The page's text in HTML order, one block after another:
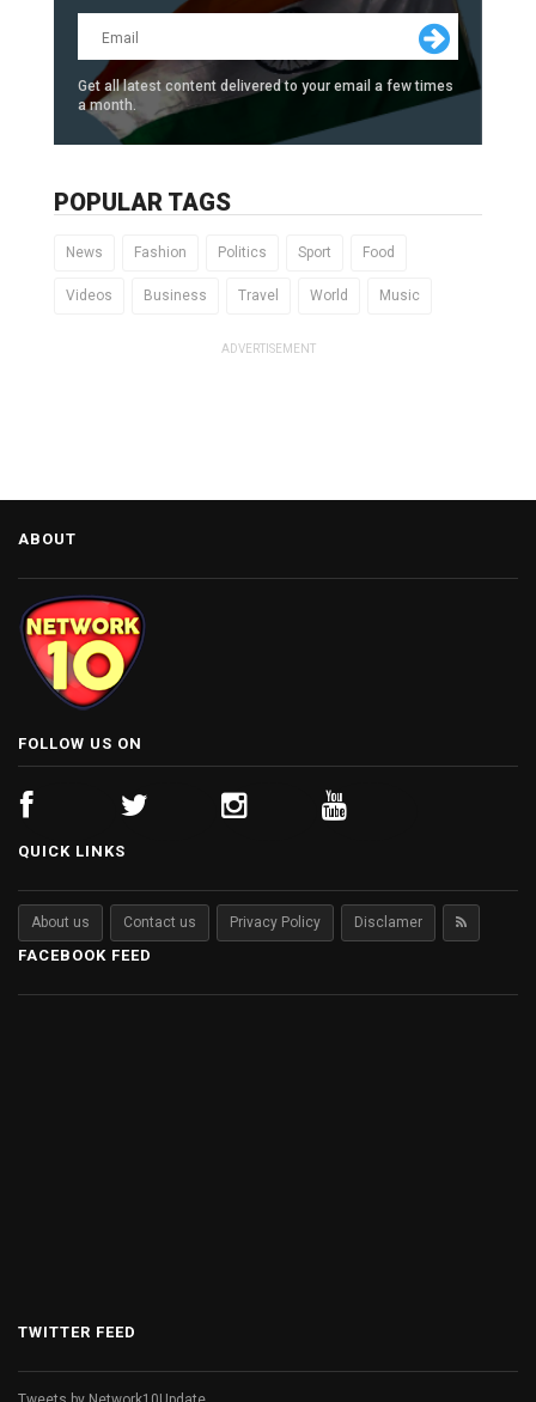
Get all latest content delivered to your email a few times
a month.
POPULAR TAGS
News Fashion Politics Sport Food
Videos Business Travel World Music
ADVERTISEMENT
ABOUT
FOLLOW US ON
QUICK LINKS
About us Contact us Privacy Policy Disclamer
FACEBOOK FEED
TWITTER FEED